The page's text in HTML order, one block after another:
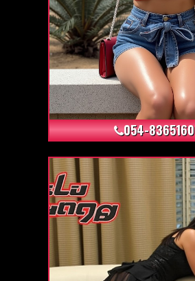
054-8365160